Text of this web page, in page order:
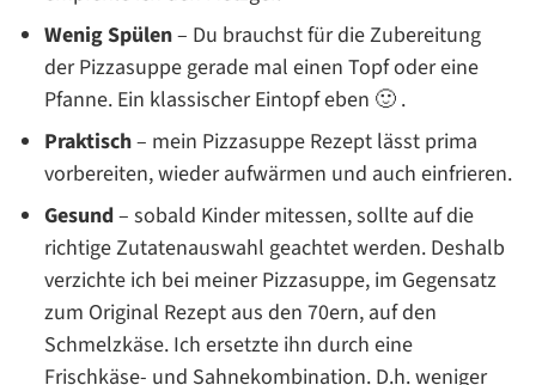
Wenig Spülen– Du brauchst für die Zubereitung
der Pizzasuppe gerade mal einen Topf oder eine
Pfanne. Ein klassischer Eintopf eben 🙂 .
Praktisch– mein Pizzasuppe Rezept lässt prima
vorbereiten, wieder aufwärmen und auch einfrieren.
Gesund– sobald Kinder mitessen, sollte auf die
richtige Zutatenauswahl geachtet werden. Deshalb
verzichte ich bei meiner Pizzasuppe, im Gegensatz
zum Original Rezept aus den 70ern, auf den
Schmelzkäse. Ich ersetzte ihn durch eine
Frischkäse- und Sahnekombination. D.h. weniger